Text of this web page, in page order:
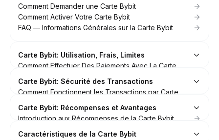
Comment Demander une Carte Bybit
Comment Activer Votre Carte Bybit
FAQ — Informations Générales sur la Carte Bybit
Carte Bybit: Utilisation, Frais, Limites
Comment Effectuer Des Paiements Avec La Carte
Comment Consulter Les Détails De Votre Carte Bybit
Frais et Limites (Carte Bybit)
Carte Bybit: Sécurité des Transactions
Comment Fonctionnent les Transactions par Carte
FAQ — Transactions par Carte Bybit
Carte Bybit: Récompenses et Avantages
Introduction aux Récompenses de la Carte Bybit
FAQ — Récompenses de la Carte Bybit
Caractéristiques de la Carte Bybit